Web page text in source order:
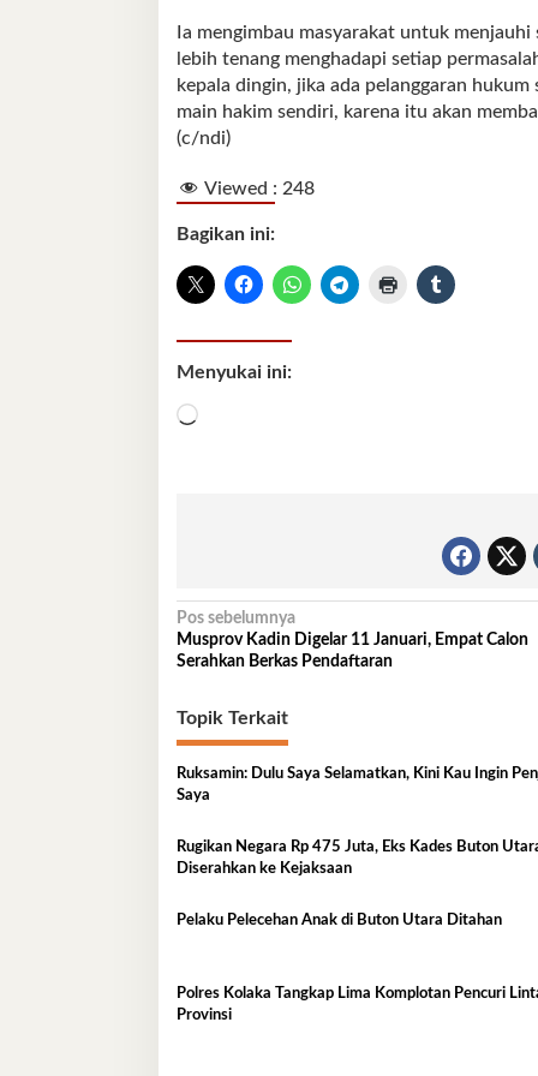
Ia mengimbau masyarakat untuk
lebih tenang menghadapi setiap
kepala dingin, jika ada pelanggaran
main hakim sendiri, karena itu akan
(c/ndi)
Viewed : 248
Bagikan ini:
Menyukai ini:
Memuat...
Navigasi
pos
Pos sebelumnya
Musprov Kadin Digelar 11 Januari, Empat Calon
Serahkan Berkas Pendaftaran
Topik Terkait
Ruksamin: Dulu Saya Selamatkan, Kini Kau Ingin
Saya
Rugikan Negara Rp 475 Juta, Eks Kades Buton
Diserahkan ke Kejaksaan
Pelaku Pelecehan Anak di Buton Utara Ditahan
Polres Kolaka Tangkap Lima Komplotan Pencuri
Provinsi